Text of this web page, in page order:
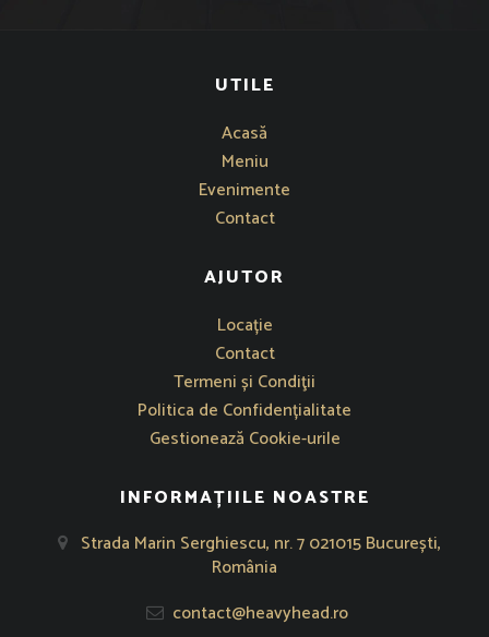
UTILE
Acasă
Meniu
Evenimente
Contact
AJUTOR
Se deschide într-o fereastră nouă
Locație
Contact
Termeni și Condiţii
Politica de Confidențialitate
Gestionează Cookie-urile
INFORMAȚIILE NOASTRE
Strada Marin Serghiescu, nr. 7 021015 București,
România
contact@heavyhead.ro